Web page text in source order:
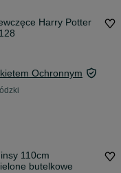
Harry Potter
Ochronnym
110cm
zielone butelkowe